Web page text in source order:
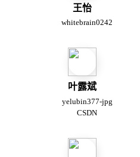
王怡
whitebrain0242
叶露斌
yelubin377-jpg
CSDN